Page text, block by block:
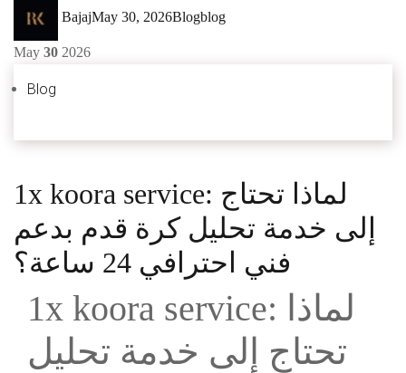
BajajMay 30, 2026Blogblog
May 30 2026
Blog
1x koora service: لماذا تحتاج
إلى خدمة تحليل كرة قدم بدعم
فني احترافي 24 ساعة؟
1x koora service: لماذا
تحتاج إلى خدمة تحليل